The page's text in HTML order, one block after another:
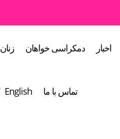
اخبار دمکراسی خواهان زنان
تماس با ما English